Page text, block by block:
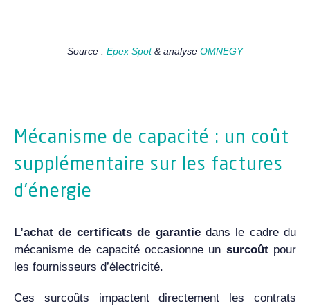
Source : Epex Spot& analyse OMNEGY
Mécanisme de capacité : un coût
supplémentaire sur les factures
d’énergie
L’achat de certificats de garantiedans le cadre du
mécanisme de capacité occasionne un surcoûtpour
les fournisseurs d’électricité.
Ces surcoûts impactent directement les contrats